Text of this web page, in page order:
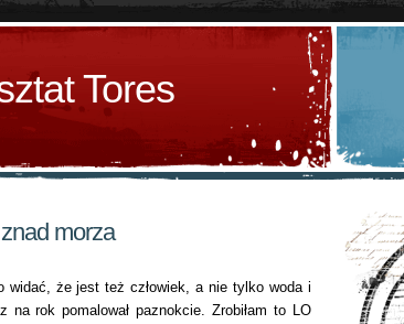
Tores
morza
widać, że jest też człowiek, a nie tylko woda i
na rok pomalował paznokcie. Zrobiłam to LO